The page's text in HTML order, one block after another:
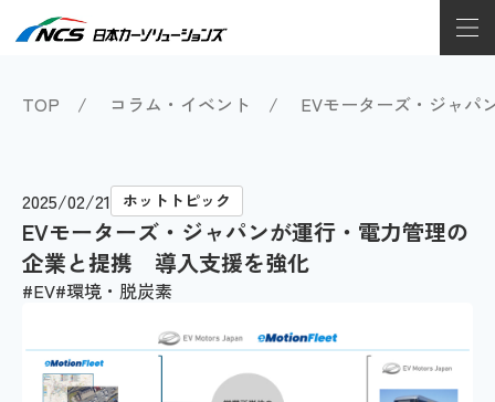
TOP コラム・イベント EVモーターズ・ジャ
2025/02/21 ホットトピック
EVモーターズ・ジャパンが運行・電力管理の
企業と提携 導入支援を強化
EV 環境・脱炭素